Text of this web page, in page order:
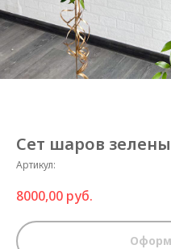
Сет шаров
Артикул:
8000,00 руб.